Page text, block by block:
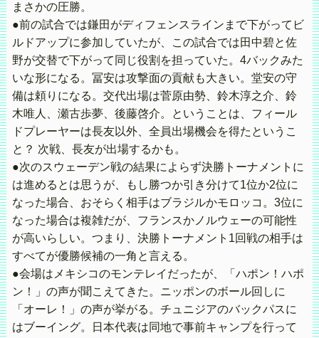
まさかの圧勝。
●前の試合では鎌田がディフェンスラインまで下がってビ
ルドアップに参加していたが、この試合では田中碧と佐
野が交替で下がって同じ役割を担っていた。4バックみた
いな形になる。冨安は攻撃面の貢献も大きい。堂安の守
備は頼りになる。交代出場は菅原由勢、鈴木淳之介、鈴
木唯人、瀬古歩夢、後藤啓介。ということは、フィール
ドプレーヤーは長友以外、全員出場機会を得たというこ
と？ 次戦、長友が出場するかも。
●次のスウェーデン戦の結果によらず決勝トーナメントに
は進めるとは思うが、もし勝つか引き分けて1位か2位に
なった場合、おそらく相手はブラジルかモロッコ。3位に
なった場合は複雑だが、フランスかノルウェーの可能性
が高いらしい。つまり、決勝トーナメント1回戦の相手は
すべてが優勝候補の一角と言える。
●会場はメキシコのモンテレイだったが、「ハポン！ハポ
ン！」の声が聞こえてきた。ニッポンのボール回しに
「オーレ！」の声が挙がる。チュニジアのバックパスに
はブーイング。日本代表は同地で事前キャンプを行って